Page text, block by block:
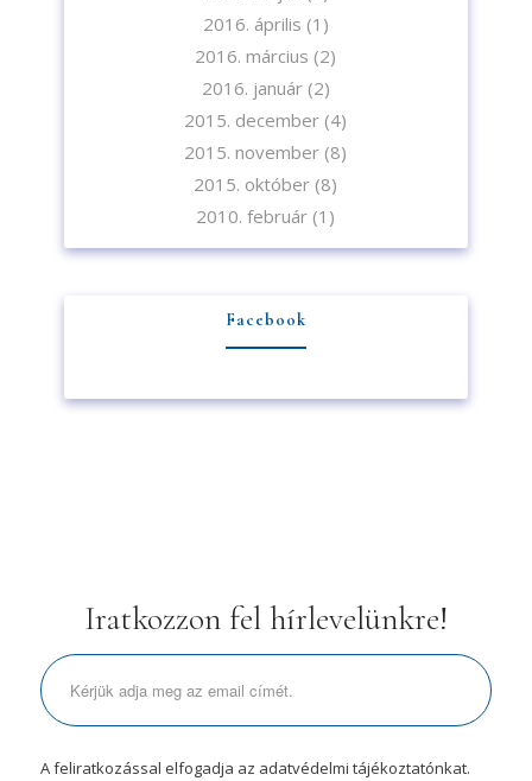
2016. április (1)
2016. március (2)
2016. január(2)
2015. december (4)
2015. november (8)
2015. október (8)
2010. február (1)
Facebook
Iratkozzon fel hírlevelünkre!
A feliratkozással elfogadja az adatvédelmi tájékoztatónkat.